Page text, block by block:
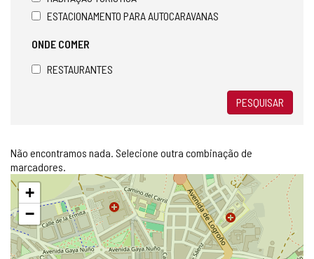
ESTACIONAMENTO PARA AUTOCARAVANAS
ONDE COMER
RESTAURANTES
PESQUISAR
Não encontramos nada. Selecione outra combinação de
marcadores.
Pular
mapa
+
−